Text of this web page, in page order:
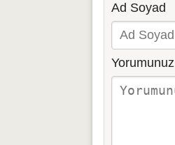
Ad Soyad
Yorumunuz